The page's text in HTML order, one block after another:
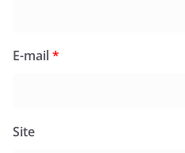
E-mail*
Site